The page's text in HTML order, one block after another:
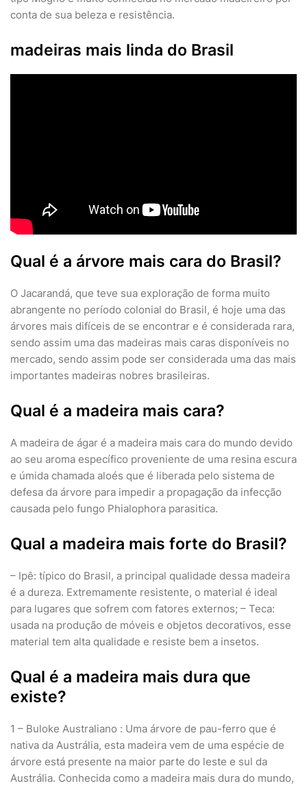
conta de sua beleza e resistência.
madeiras mais linda do Brasil
Qual é a árvore mais cara do Brasil?
O Jacarandá, que teve sua exploração de forma muito
abrangente no período colonial do Brasil, é hoje uma das
árvores mais difíceis de se encontrar e é considerada rara,
sendo assim uma das madeiras mais caras disponíveis no
mercado, sendo assim pode ser considerada uma das mais
importantes madeiras nobres brasileiras.
Qual é a madeira mais cara?
A madeira de ágar é a madeira mais cara do mundo devido
ao seu aroma específico proveniente de uma resina escura
e úmida chamada aloés que é liberada pelo sistema de
defesa da árvore para impedir a propagação da infecção
causada pelo fungo Phialophora parasitica.
Qual a madeira mais forte do Brasil?
– Ipê: típico do Brasil, a principal qualidade dessa madeira
é a dureza. Extremamente resistente, o material é ideal
para lugares que sofrem com fatores externos; – Teca:
usada na produção de móveis e objetos decorativos, esse
material tem alta qualidade e resiste bem a insetos.
Qual é a madeira mais dura que
existe?
1 – Buloke Australiano : Uma árvore de pau-ferro que é
nativa da Austrália, esta madeira vem de uma espécie de
árvore está presente na maior parte do leste e sul da
Austrália. Conhecida como a madeira mais dura do mundo,